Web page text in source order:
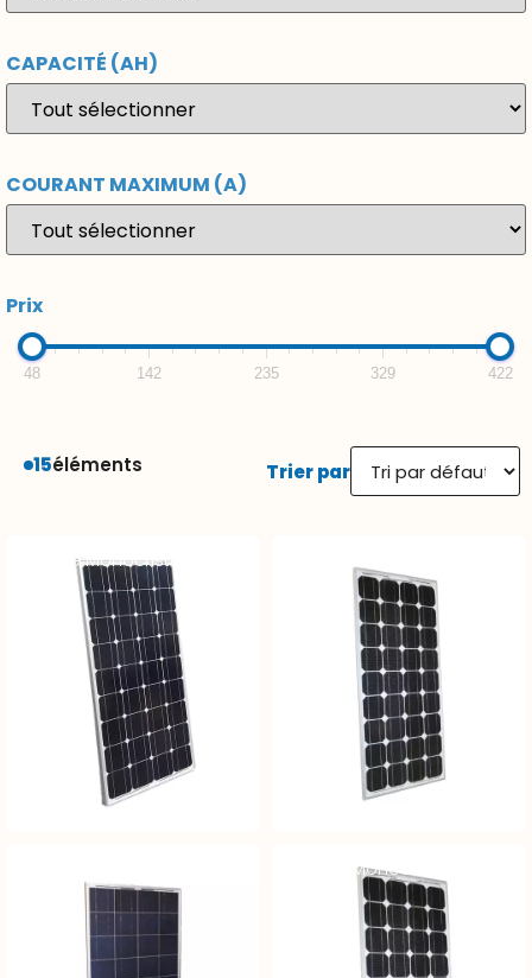
CAPACITÉ (AH)
COURANT MAXIMUM (A)
Prix
48 142 235 329 422
15éléments Trier par
Module Monocristallin – 12V
Module Monocristallin 12V